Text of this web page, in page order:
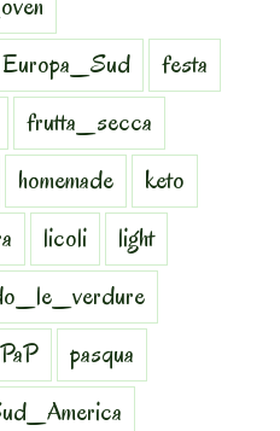
Europa_Sud
festa
frutta_secca
homemade
keto
licoli
light
PaP
pasqua